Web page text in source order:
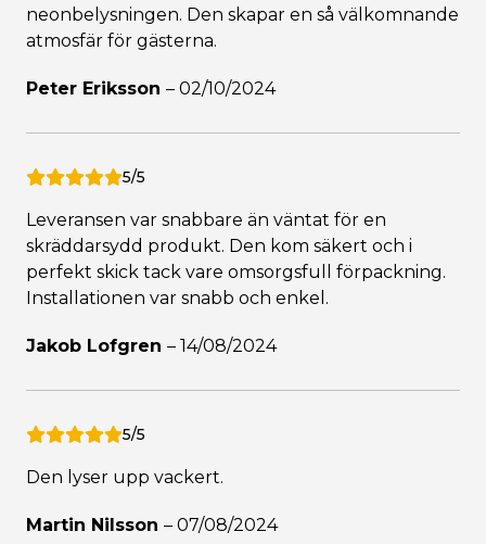
neonbelysningen. Den skapar en så välkomnande
atmosfär för gästerna.
Peter Eriksson – 02/10/2024
5/5
Leveransen var snabbare än väntat för en
skräddarsydd produkt. Den kom säkert och i
perfekt skick tack vare omsorgsfull förpackning.
Installationen var snabb och enkel.
Jakob Lofgren – 14/08/2024
5/5
Den lyser upp vackert.
Martin Nilsson – 07/08/2024